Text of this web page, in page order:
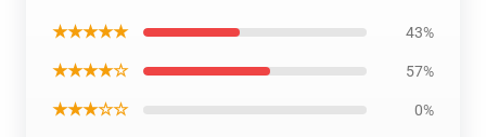
★★★★★ 43%
★★★★☆ 57%
★★★☆☆ 0%